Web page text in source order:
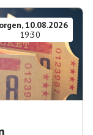
10.08.2026
19:30